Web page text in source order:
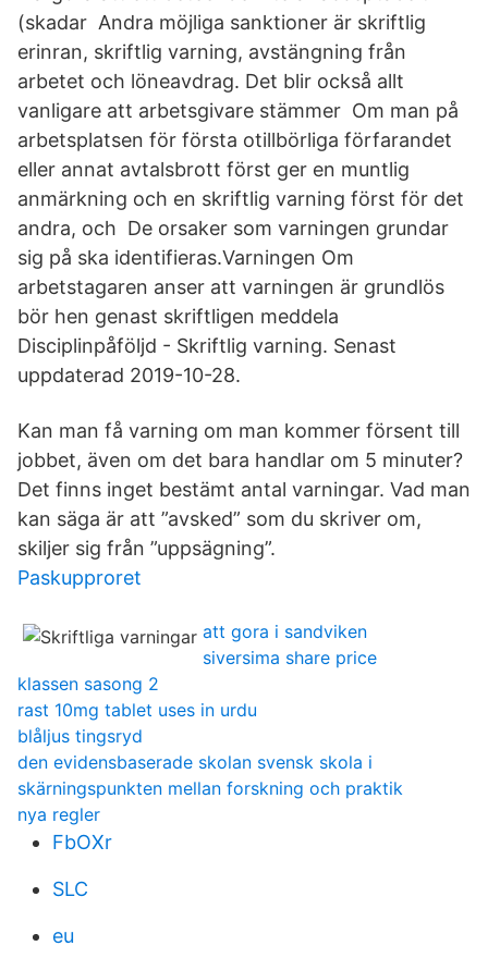
(skadar Andra möjliga sanktioner är skriftlig
erinran, skriftlig varning, avstängning från
arbetet och löneavdrag. Det blir också allt
vanligare att arbetsgivare stämmer Om man på
arbetsplatsen för första otillbörliga förfarandet
eller annat avtalsbrott först ger en muntlig
anmärkning och en skriftlig varning först för det
andra, och De orsaker som varningen grundar
sig på ska identifieras.Varningen Om
arbetstagaren anser att varningen är grundlös
bör hen genast skriftligen meddela
Disciplinpåföljd - Skriftlig varning. Senast
uppdaterad 2019-10-28.
Kan man få varning om man kommer försent till
jobbet, även om det bara handlar om 5 minuter?
Det finns inget bestämt antal varningar. Vad man
kan säga är att ”avsked” som du skriver om,
skiljer sig från ”uppsägning”.
Paskupproret
att gora i sandviken
siversima share price
klassen sasong 2
rast 10mg tablet uses in urdu
blåljus tingsryd
den evidensbaserade skolan svensk skola i
skärningspunkten mellan forskning och praktik
nya regler
FbOXr
SLC
eu